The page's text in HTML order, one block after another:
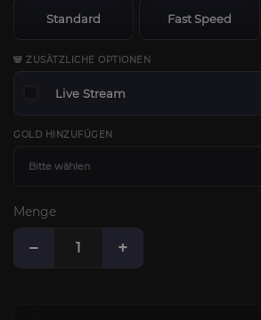
Standard Fast Speed
🐼 ZUSÄTZLICHE OPTIONEN
Live Stream
GOLD HINZUFÜGEN
Bitte wählen
Menge
− +